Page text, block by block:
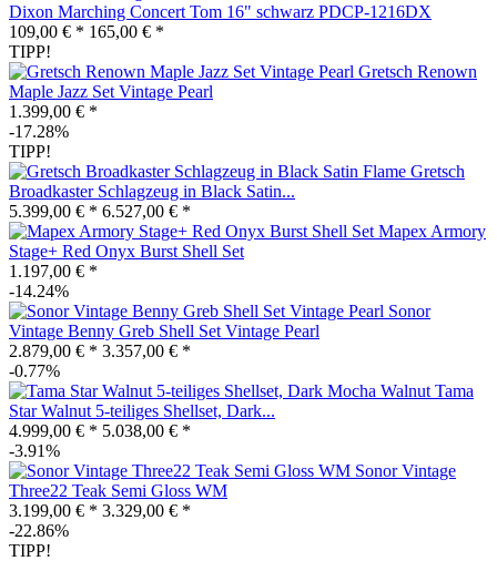
Dixon Marching Concert Tom 16" schwarz PDCP-1216DX
109,00 € * 165,00 € *
TIPP!
Gretsch Renown
Maple Jazz Set Vintage Pearl
1.399,00 € *
-17.28%
TIPP!
Gretsch
Broadkaster Schlagzeug in Black Satin...
5.399,00 € * 6.527,00 € *
Mapex Armory
Stage+ Red Onyx Burst Shell Set
1.197,00 € *
-14.24%
Sonor
Vintage Benny Greb Shell Set Vintage Pearl
2.879,00 € * 3.357,00 € *
-0.77%
Tama
Star Walnut 5-teiliges Shellset, Dark...
4.999,00 € * 5.038,00 € *
-3.91%
Sonor Vintage
Three22 Teak Semi Gloss WM
3.199,00 € * 3.329,00 € *
-22.86%
TIPP!